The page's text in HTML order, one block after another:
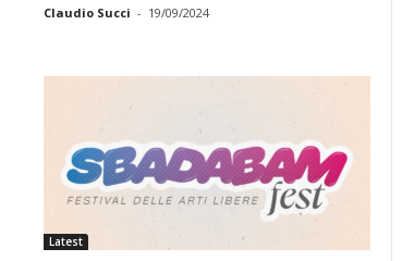
Claudio Succi - 19/09/2024
Latest